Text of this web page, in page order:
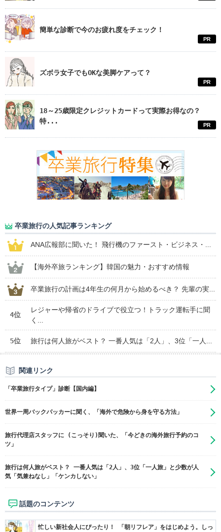
簡単な診断で今のお疲れ度をチェック！
PR
ズボラ女子でもOKな美脚ケアって？
PR
18～25歳限定クレジットカードって実際お得なの？
特...
PR
卒業旅行の人気記事ランキング
ANA広報部に聞いた！ 飛行機のファースト・ビジネス・...
【海外卒旅ランキング】韓国の魅力・おすすめ情報
卒業旅行の計画は4年生の何月から始めるべき？ 先輩の実...
4位
レジャーや帰省のドライブで役立つ！トラック運転手に聞
く...
5位 旅行は何人旅がベスト？ 一番人気は「2人」、3位「一人...
関連リンク
「卒業旅行タイプ」診断【国内編】
世界一周バックパッカーに聞く、「海外で危険から身を守る方法」
旅行代理店スタッフに (こっそり)聞いた、「今どきの海外旅行予約のコ
ツ」
旅行は何人旅がベスト？ 一番人気は「2人」、3位「一人旅」と少数が人
気「気兼ねなし」「ケンカしない」
話題のコンテンツ
忙しい新社会人にぴったり！ 「朝リフレア」をはじめよう。しっ